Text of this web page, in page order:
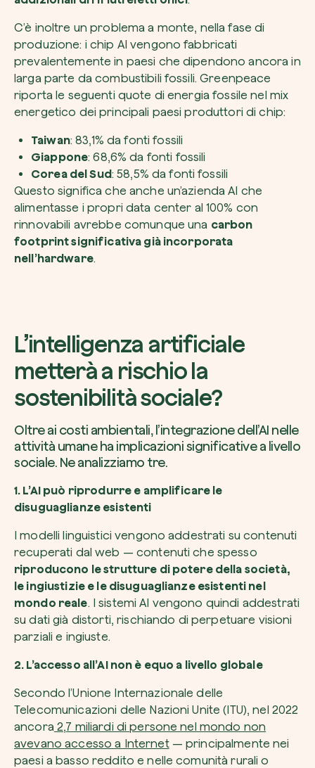
C’è inoltre un problema a monte, nella fase di
produzione: i chip AI vengono fabbricati
prevalentemente in paesi che dipendono ancora in
larga parte da combustibili fossili. Greenpeace
riporta le seguenti quote di energia fossile nel mix
energetico dei principali paesi produttori di chip:
Taiwan: 83,1% da fonti fossili
Giappone: 68,6% da fonti fossili
Corea del Sud: 58,5% da fonti fossili
Questo significa che anche un’azienda AI che
alimentasse i propri data center al 100% con
rinnovabili avrebbe comunque una carbon
footprint significativa già incorporata
nell’hardware.
L’intelligenza artificiale
metterà a rischio la
sostenibilità sociale?
Oltre ai costi ambientali, l’integrazione dell’AI nelle
attività umane ha implicazioni significative a livello
sociale. Ne analizziamo tre.
1. L’AI può riprodurre e amplificare le
disuguaglianze esistenti
I modelli linguistici vengono addestrati su contenuti
recuperati dal web — contenuti che spesso
riproducono le strutture di potere della società,
le ingiustizie e le disuguaglianze esistenti nel
mondo reale. I sistemi AI vengono quindi addestrati
su dati già distorti, rischiando di perpetuare visioni
parziali e ingiuste.
2. L’accesso all’AI non è equo a livello globale
Secondo l’Unione Internazionale delle
Telecomunicazioni delle Nazioni Unite (ITU), nel 2022
ancora 2,7 miliardi di persone nel mondo non
avevano accesso a Internet— principalmente nei
paesi a basso reddito e nelle comunità rurali o